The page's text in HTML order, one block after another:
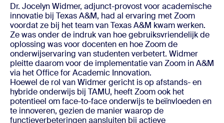
Dr. Jocelyn Widmer, adjunct-provost voor academische
innovatie bij Texas A&M, had al ervaring met Zoom
voordat ze bij het team van Texas A&M kwam werken.
Ze was onder de indruk van hoe gebruiksvriendelijk de
oplossing was voor docenten en hoe Zoom de
onderwijservaring van studenten verbetert. Widmer
pleitte daarom voor de implementatie van Zoom in A&M
via het Office for Academic Innovation.
Hoewel de rol van Widmer gericht is op afstands- en
hybride onderwijs bij TAMU, heeft Zoom ook het
potentieel om face-to-face onderwijs te beïnvloeden en
te innoveren, gezien de manier waarop de
functieverbeteringen aansluiten bij actieve